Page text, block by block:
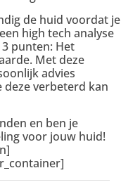
de huid voordat je
high tech analyse
punten: Het
Met deze
advies
deze verbeterd kan
en ben je
voor jouw huid!